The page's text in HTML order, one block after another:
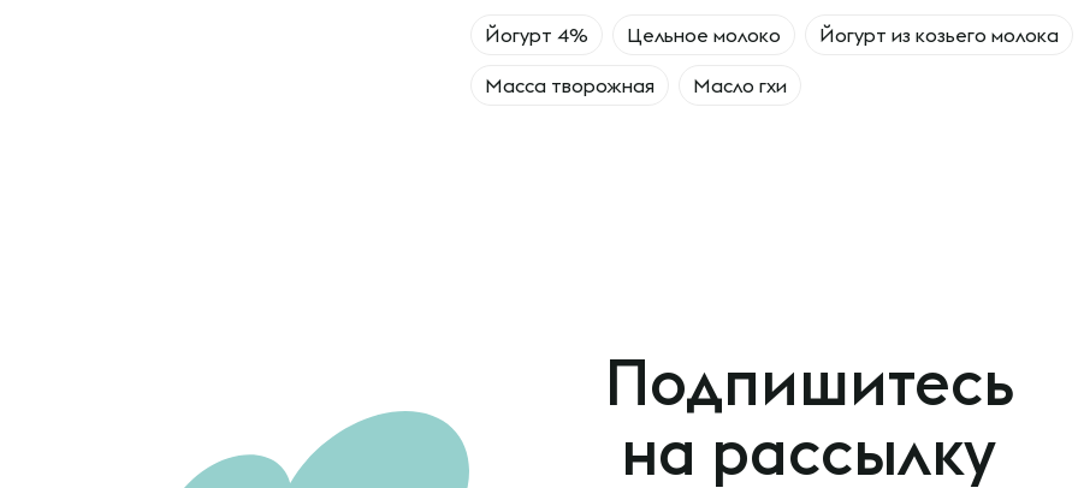
Йогурт 4% Цельное молоко Йогурт из козьего молока
Масса творожная Масло гхи
Подпишитесь
на рассылку